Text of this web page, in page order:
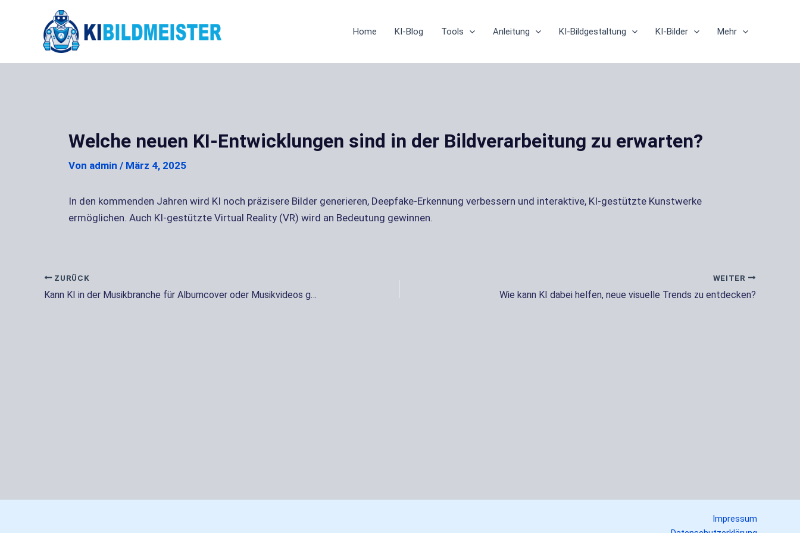
Home KI-Blog Tools Anleitung KI-Bildgestaltung KI-Bilder Mehr
Welche neuen KI-Entwicklungen sind in der Bildverarbeitung zu erwarten?
Von admin / März 4, 2025
In den kommenden Jahren wird KI noch präzisere Bilder generieren, Deepfake-Erkennung verbessern und interaktive, KI-gestützte Kunstwerke
ermöglichen. Auch KI-gestützte Virtual Reality (VR) wird an Bedeutung gewinnen.
ZURÜCK
Kann KI in der Musikbranche für Albumcover oder Musikvideos genutzt werden?
WEITER
Wie kann KI dabei helfen, neue visuelle Trends zu entdecken?
Impressum